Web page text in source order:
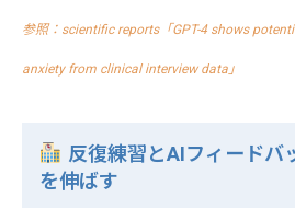
参照：scientific reports「GPT-4 shows
anxiety from clinical interview data」
反復練習とAIフィードバ
を伸ばす